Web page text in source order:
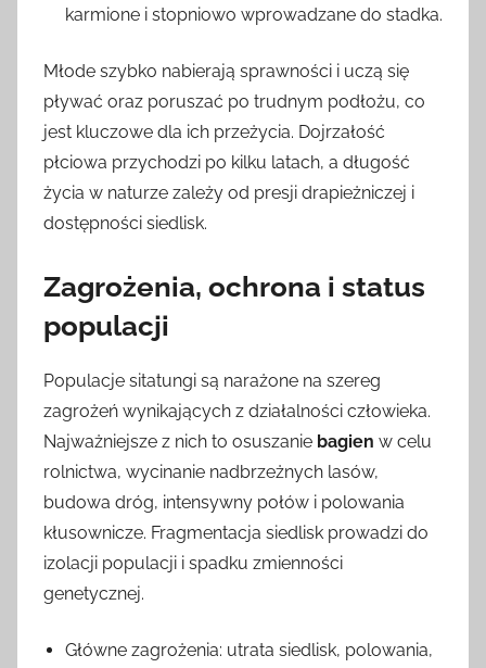
karmione i stopniowo wprowadzane do stadka.
Młode szybko nabierają sprawności i uczą się
pływać oraz poruszać po trudnym podłożu, co
jest kluczowe dla ich przeżycia. Dojrzałość
płciowa przychodzi po kilku latach, a długość
życia w naturze zależy od presji drapieżniczej i
dostępności siedlisk.
Zagrożenia, ochrona i status
populacji
Populacje sitatungi są narażone na szereg
zagrożeń wynikających z działalności człowieka.
Najważniejsze z nich to osuszanie bagien w celu
rolnictwa, wycinanie nadbrzeżnych lasów,
budowa dróg, intensywny połów i polowania
kłusownicze. Fragmentacja siedlisk prowadzi do
izolacji populacji i spadku zmienności
genetycznej.
Główne zagrożenia: utrata siedlisk, polowania,